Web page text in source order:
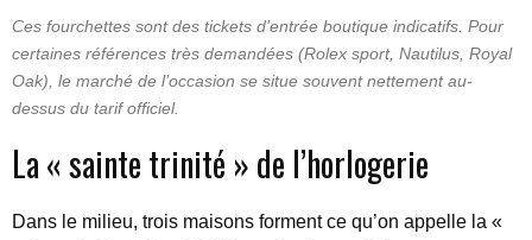
Ces fourchettes sont des tickets d’entrée boutique indicatifs. Pour
certaines références très demandées (Rolex sport, Nautilus, Royal
Oak), le marché de l’occasion se situe souvent nettement au-
dessus du tarif officiel.
La « sainte trinité » de l’horlogerie
Dans le milieu, trois maisons forment ce qu’on appelle la «